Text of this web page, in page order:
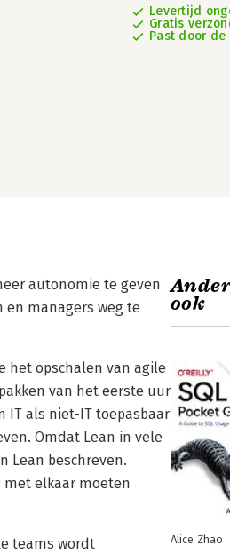
Levertijd
Gratis
Past door de
autonomie te geven
managers weg te
het opschalen van agile
van het eerste uur
IT als niet-IT toepasbaar
Omdat Lean in vele
Lean beschreven.
met elkaar moeten
teams wordt
ook
Alice Zhao